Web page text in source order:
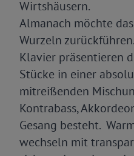
Wirtshäusern.
Almanach möchte
Wurzeln
Klavier präsentieren
Stücke in einer
mitreißenden
Kontrabass,
Gesang besteht.
wechseln mit